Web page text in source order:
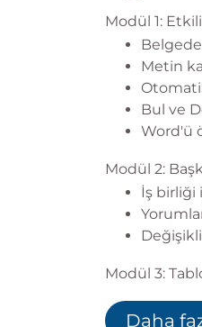
Modül 1:
Metin
Bul ve
Word'ü
Modül 2:
İş birliği
Modül 3:
Tablo
Satırlar
Daha